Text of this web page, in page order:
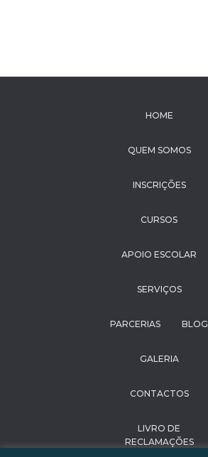
HOME
QUEM SOMOS
INSCRIÇÕES
CURSOS
APOIO ESCOLAR
SERVIÇOS
PARCERIAS BLOG
GALERIA
CONTACTOS
LIVRO DE
RECLAMAÇÕES